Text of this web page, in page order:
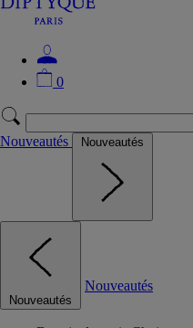
0
Nouveautés Nouveautés
Nouveautés
Nouveautés